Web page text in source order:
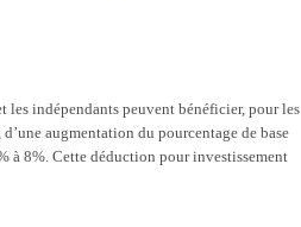
les indépendants peuvent bénéficier, pour les
augmentation du pourcentage de base
à 8%. Cette déduction pour investissement